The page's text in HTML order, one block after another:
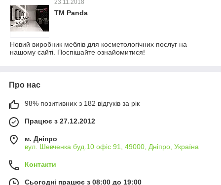
23.11.2018
ТМ Panda
Новий виробник меблів для косметологічних послуг на
нашому сайті. Поспішайте ознайомитися!
Про нас
98% позитивних з 182 відгуків за рік
Працює з 27.12.2012
м. Дніпро
вул. Шевченка буд.10 офіс 91, 49000, Дніпро, Україна
Контакти
Сьогодні працює з 08:00 до 19:00